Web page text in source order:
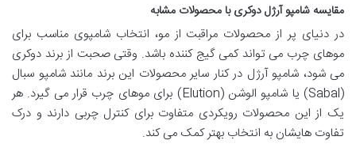
مقایسه شامپو آرژل دوکری با محصولات مشابه
در دنیای پر از محصولات مراقبت از مو، انتخاب شامپوی مناسب برای
موهای چرب می تواند کمی گیج کننده باشد. وقتی صحبت از برند دوکری
می شود، شامپو آرژل در کنار سایر محصولات این برند مانند شامپو سبال
(Sabal) یا شامپو الوشن (Elution) برای موهای چرب قرار می گیرد. هر
یک از این محصولات رویکردی متفاوت برای کنترل چربی دارند و درک
تفاوت هایشان به انتخاب بهتر کمک می کند.